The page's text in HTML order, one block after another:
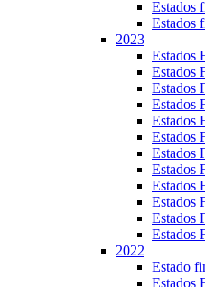
Estados
Estados
2023
Estados
Estados
Estados
Estados
Estados
Estados
Estados
Estados
Estados
Estados
Estados
Estados
2022
Estado
Estados